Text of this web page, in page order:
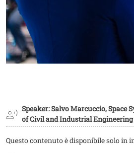
Speaker: Salvo Marcuccio, Space
of Civil and Industrial
Questo contenuto è disponibile solo in